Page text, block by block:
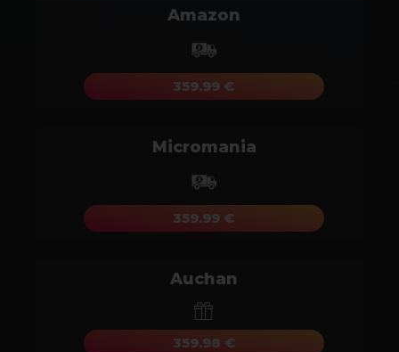
Amazon
359.99 €
Micromania
359.99 €
Auchan
359.98 €